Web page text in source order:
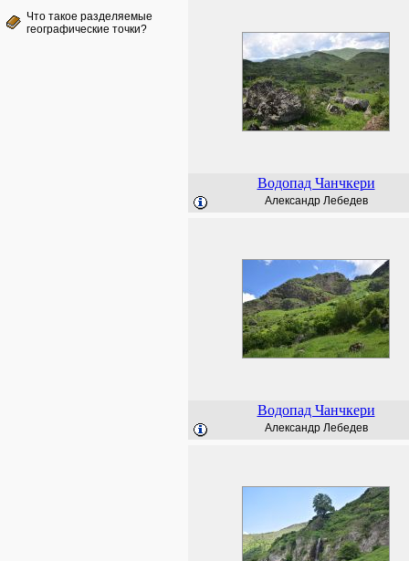
Что такое разделяемые
географические точки?
Водопад Чанчкери
Александр Лебедев
Водопад Чанчкери
Александр Лебедев